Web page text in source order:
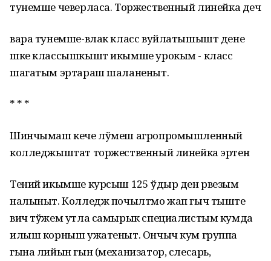
тунемше чеверласа. Торжественный линейка деч
вара тунемше-влак класс вуйлатышышт дене
шке классышкышт икымше урокым - класс
шагатым эртараш шаланеныт.
* * *
Шинчымаш кече лўмеш агропромышленный
колледжыштат торжественный линейка эртен
Тений икымше курсыш 125 ўдыр ден рвезым
налыныт. Колледж почылтмо жап гыч тыште
вич тўжем утла самырык специалистым кумда
илыш корныш ужатеныт. Ончыч кум группа
гына лийын гын (механизатор, слесарь,